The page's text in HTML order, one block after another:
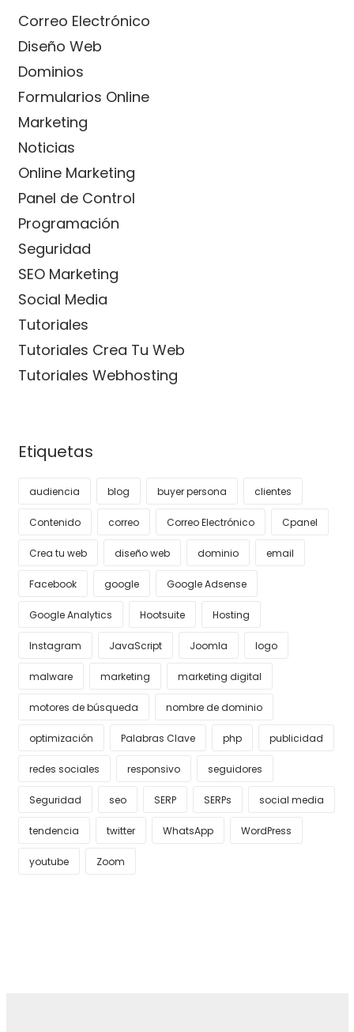
Correo Electrónico
Diseño Web
Dominios
Formularios Online
Marketing
Noticias
Online Marketing
Panel de Control
Programación
Seguridad
SEO Marketing
Social Media
Tutoriales
Tutoriales Crea Tu Web
Tutoriales Webhosting
Etiquetas
audiencia blog buyer persona clientes
Contenido correo Correo Electrónico Cpanel
Crea tu web diseño web dominio email
Facebook google Google Adsense
Google Analytics Hootsuite Hosting
Instagram JavaScript Joomla logo
malware marketing marketing digital
motores de búsqueda nombre de dominio
optimización Palabras Clave php publicidad
redes sociales responsivo seguidores
Seguridad seo SERP SERPs social media
tendencia twitter WhatsApp WordPress
youtube Zoom